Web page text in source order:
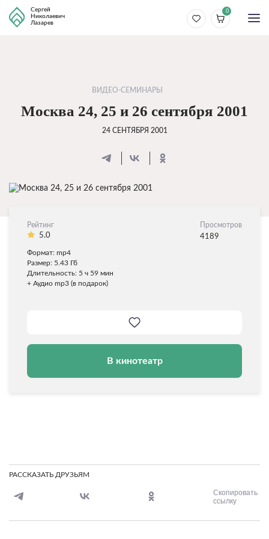
Сергей
Николаевич
Лазарев
0
ВИДЕО-СЕМИНАРЫ
Москва 24, 25 и 26 сентября 2001
24 СЕНТЯБРЯ 2001
Рейтинг
5.0
Просмотров
4189
Формат: mp4
Размер: 5.43 Гб
Длительность: 5 ч 59 мин
+ Аудио mp3 (в подарок)
В кинотеатр
РАССКАЗАТЬ ДРУЗЬЯМ
Скопировать
ссылку